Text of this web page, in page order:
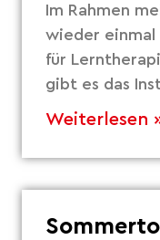
Im Rahmen
wieder einmal
für
gibt es das
Weiterlesen